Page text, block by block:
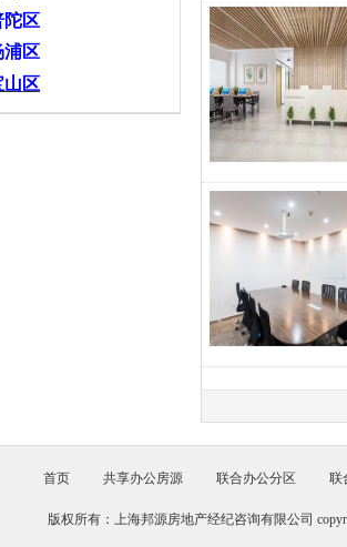
陀区
山区
首页 共享办公房源 联合办公分区 联
版权所有：上海邦源房地产经纪咨询有限公司